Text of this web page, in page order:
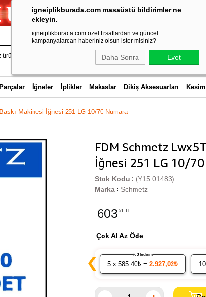
igneiplikburada.com masaüstü bildirimlerine
ekleyin.
igneiplikburada.com özel fırsatlardan ve güncel
kampanyalardan haberiniz olsun ister misiniz?
Daha Sonra Evet
İğneler İplikler Makaslar Dikiş Aksesuarları
Makinesi İğnesi 251 LG 10/70 Numara
FDM Schmetz
İğnesi 251 LG 10/
(Y15.01483)
Stok Kodu
Marka : Schmetz
603 51 TL
Çok Al Az Öde
❮ 5 x 585.40₺ = 2.927,02₺
% 3 İndirim
10